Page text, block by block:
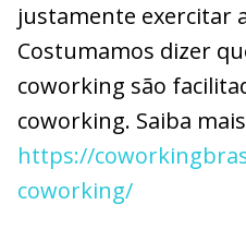
justamente exercitar
Costumamos dizer
coworking são
coworking. Saiba
https://
coworking/